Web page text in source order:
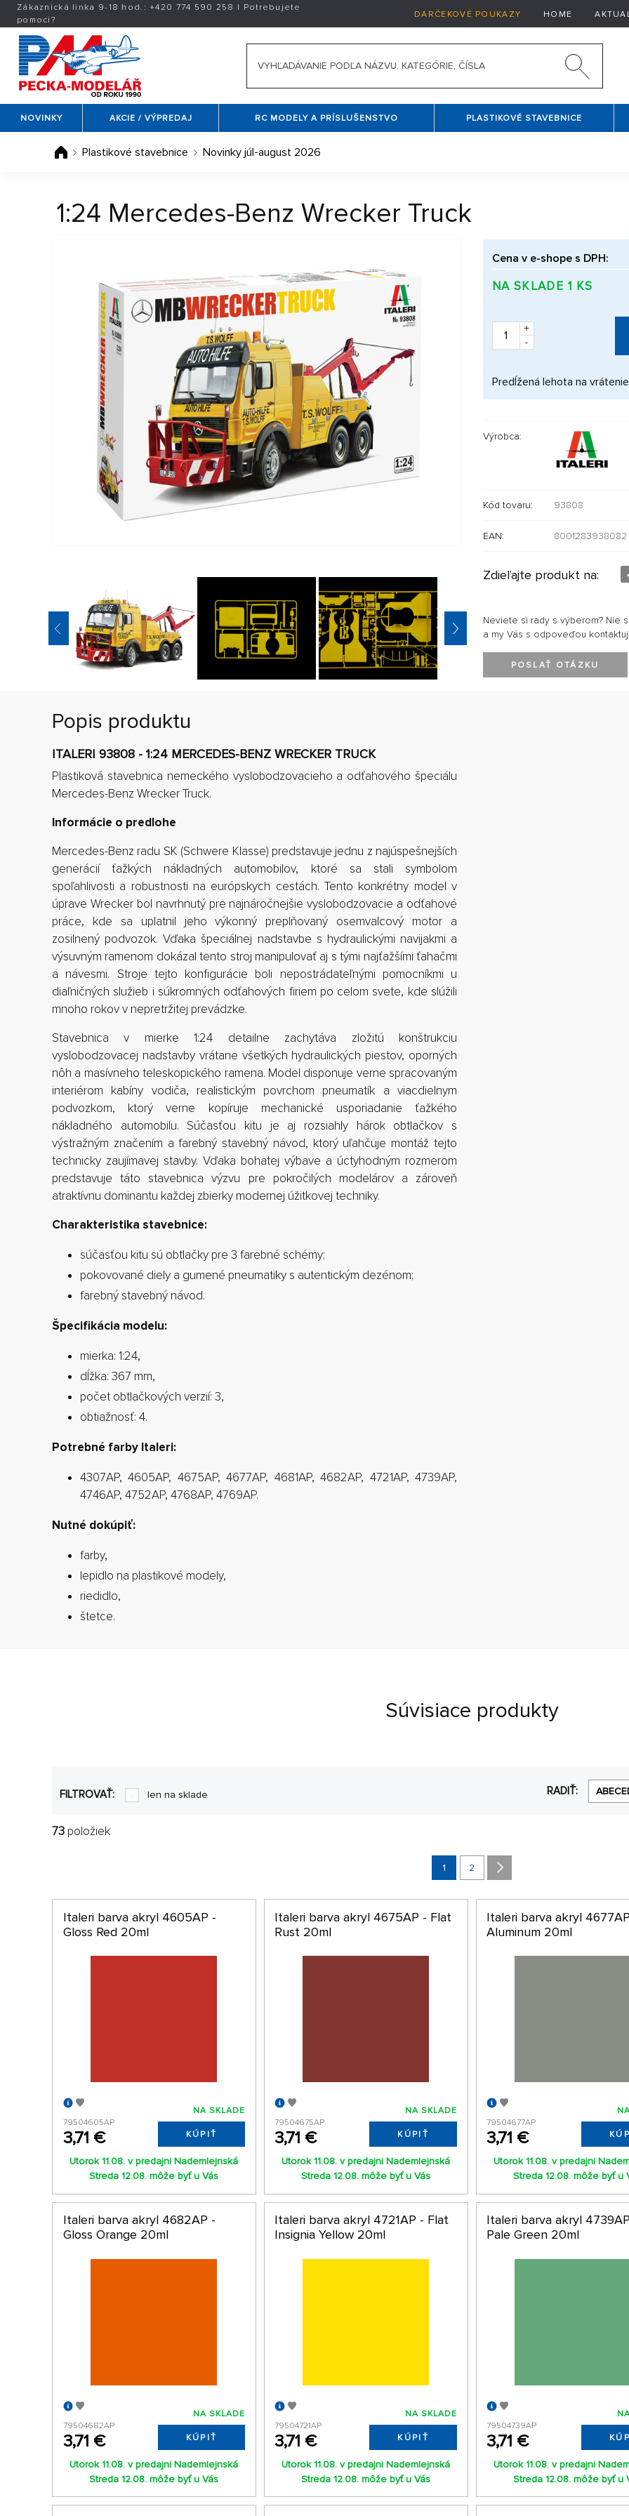
Zákaznická linka 9-18 hod.:+420 774 590 258 | Potrebujete
pomoci?
DARČEKOVÉ POUKAZY HOME
NOVINKY AKCIE / VÝPREDAJ RC MODELY A PRÍSLUŠENSTVO PLASTIKOVÉ STAVEBNICE
Plastikové stavebnice Novinky júl-august 2026
1:24 Mercedes-Benz Wrecker Truck
Cena v e-shope s DPH:
NA SKLADE 1 KS
+
-
Predĺžená lehota na
Výrobca:
Kód tovaru: 93808
EAN: 8001283938082
Zdieľajte produkt na:
Neviete si rady s výberom? Nie
a my Vás s odpoveďou
POSLAŤ OTÁZKU
Popis produktu
ITALERI 93808 - 1:24 MERCEDES-BENZ WRECKER TRUCK
Plastiková stavebnica nemeckého vyslobodzovacieho a odťahového špeciálu
Mercedes-Benz Wrecker Truck.
Informácie o predlohe
Mercedes-Benz radu SK (Schwere Klasse) predstavuje jednu z najúspešnejších
generácií ťažkých nákladných automobilov, ktoré sa stali symbolom
spoľahlivosti a robustnosti na európskych cestách. Tento konkrétny model v
úprave Wrecker bol navrhnutý pre najnáročnejšie vyslobodzovacie a odťahové
práce, kde sa uplatnil jeho výkonný preplňovaný osemvalcový motor a
zosilnený podvozok. Vďaka špeciálnej nadstavbe s hydraulickými navijakmi a
výsuvným ramenom dokázal tento stroj manipulovať aj s tými najťažšími ťahačmi
a návesmi. Stroje tejto konfigurácie boli nepostrádateľnými pomocníkmi u
diaľničných služieb i súkromných odťahových firiem po celom svete, kde slúžili
mnoho rokov v nepretržitej prevádzke.
Stavebnica v mierke 1:24 detailne zachytáva zložitú konštrukciu
vyslobodzovacej nadstavby vrátane všetkých hydraulických piestov, oporných
nôh a masívneho teleskopického ramena. Model disponuje verne spracovaným
interiérom kabíny vodiča, realistickým povrchom pneumatík a viacdielnym
podvozkom, ktorý verne kopíruje mechanické usporiadanie ťažkého
nákladného automobilu. Súčasťou kitu je aj rozsiahly hárok obtlačkov s
výstražným značením a farebný stavebný návod, ktorý uľahčuje montáž tejto
technicky zaujímavej stavby. Vďaka bohatej výbave a úctyhodným rozmerom
predstavuje táto stavebnica výzvu pre pokročilých modelárov a zároveň
atraktívnu dominantu každej zbierky modernej úžitkovej techniky.
Charakteristika stavebnice:
súčasťou kitu sú obtlačky pre 3 farebné schémy;
pokovované diely a gumené pneumatiky s autentickým dezénom;
farebný stavebný návod.
Špecifikácia modelu:
mierka: 1:24,
dĺžka: 367 mm,
počet obtlačkových verzií: 3,
obtiažnosť: 4.
Potrebné farby Italeri:
4307AP, 4605AP, 4675AP, 4677AP, 4681AP, 4682AP, 4721AP, 4739AP,
4746AP, 4752AP, 4768AP, 4769AP.
Nutné dokúpiť:
farby,
lepidlo na plastikové modely,
riedidlo,
štetce.
Súvisiace produkty
FILTROVAŤ: len na sklade RADIŤ:
73 položiek
1 2
Italeri barva akryl 4605AP -
Gloss Red 20ml
79504605AP
3,71 €
NA SKLADE
KÚPIŤ
Utorok 11.08. v predajni Nademlejnská
Streda 12.08. môže byť u Vás
Italeri barva akryl 4675AP - Flat
Rust 20ml
79504675AP
3,71 €
NA SKLADE
KÚPIŤ
Utorok 11.08. v predajni Nademlejnská
Streda 12.08. môže byť u Vás
Italeri barva akryl
Aluminum 20ml
79504677AP
3,71 €
Utorok 11.08. v predajni
Streda 12.08. môže byť u
Italeri barva akryl 4682AP -
Gloss Orange 20ml
79504682AP
3,71 €
NA SKLADE
KÚPIŤ
Utorok 11.08. v predajni Nademlejnská
Streda 12.08. môže byť u Vás
Italeri barva akryl 4721AP - Flat
Insignia Yellow 20ml
79504721AP
3,71 €
NA SKLADE
KÚPIŤ
Utorok 11.08. v predajni Nademlejnská
Streda 12.08. môže byť u Vás
Italeri barva akryl
Pale Green 20ml
79504739AP
3,71 €
Utorok 11.08. v predajni
Streda 12.08. môže byť u